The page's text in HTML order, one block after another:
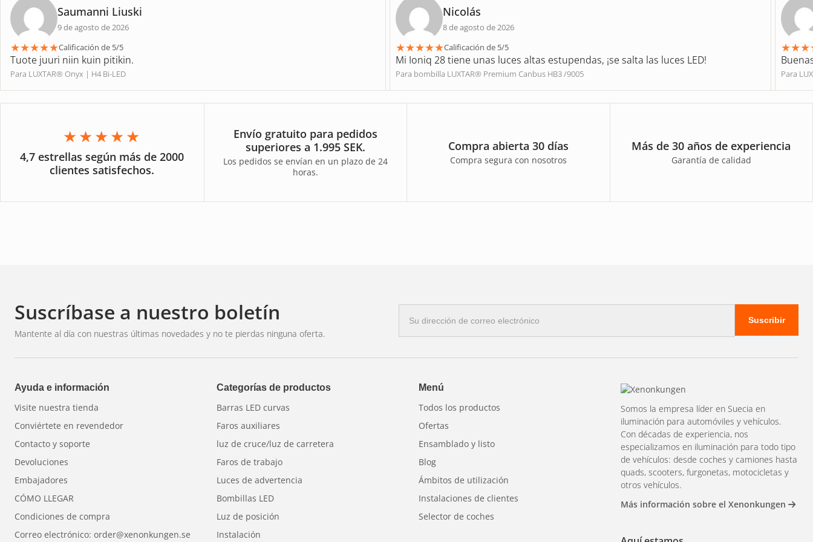
Saumanni Liuski
9 de agosto de 2026
★★★★★Calificación de 5/5
Tuote juuri niin kuin pitikin.
Para LUXTAR® Onyx | H4 Bi-LED
Nicolás
8 de agosto de 2026
★★★★★Calificación de 5/5
Mi Ioniq 28 tiene unas luces altas estupendas, ¡se salta las luces LED!
Para bombilla LUXTAR® Premium Canbus HB3 /9005
★★★
Para
★★★★★
4,7 estrellas según más de 2000
clientes satisfechos.
Envío gratuito para pedidos
superiores a 1.995 SEK.
Los pedidos se envían en un plazo de 24
horas.
Compra abierta 30 días
Compra segura con nosotros
Más de 30 años de experiencia
Garantía de calidad
Suscríbase a nuestro boletín
Mantente al día con nuestras últimas novedades y no te pierdas ninguna oferta.
electrónico
Suscribir
Ayuda e información
Visite nuestra tienda
Conviértete en revendedor
Contacto y soporte
Devoluciones
Embajadores
CÓMO LLEGAR
Condiciones de compra
Correo electrónico: order@xenonkungen.se
Categorías de productos
Barras LED curvas
Faros auxiliares
luz de cruce/luz de carretera
Faros de trabajo
Luces de advertencia
Bombillas LED
Luz de posición
Instalación
Menú
Todos los productos
Ofertas
Ensamblado y listo
Blog
Ámbitos de utilización
Instalaciones de clientes
Selector de coches
Somos la empresa líder en Suecia en
iluminación para automóviles y vehículos.
Con décadas de experiencia, nos
especializamos en iluminación para todo tipo
de vehículos: desde coches y camiones hasta
quads, scooters, furgonetas, motocicletas y
otros vehículos.
Más información sobre el Xenonkungen